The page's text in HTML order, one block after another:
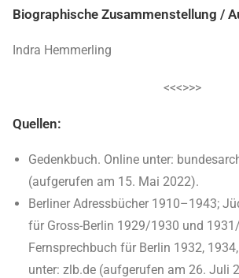
Biographische Zusammenstellung /
Indra Hemmerling
<<<>>>
Quellen:
Gedenkbuch. Online unter:
(aufgerufen am 15. Mai 2022).
Berliner Adressbücher 1910­–1943;
für Gross-Berlin 1929/1930 und
Fernsprechbuch für Berlin 1932,
unter: zlb.de (aufgerufen am 26. Juli